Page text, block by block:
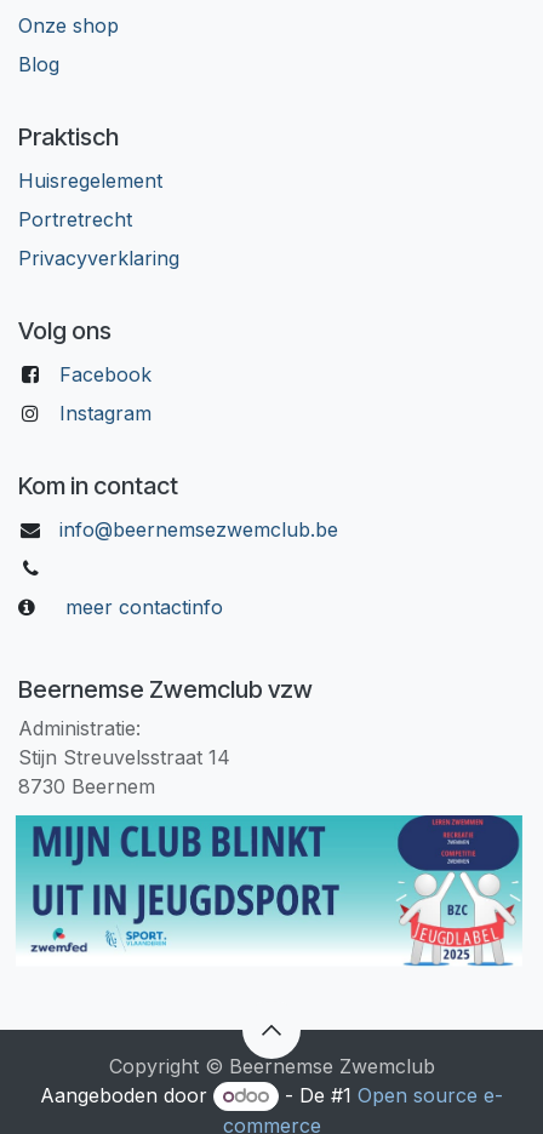
Onze shop
Blog
Praktisch
Huisregelement​
Portretrecht
Privacyverklaring
Volg ons
Facebook
Instagram
Kom in contact
info@beernemsezwemclub.be
meer contactinfo
Beernemse Zwemclub vzw
Administratie:
Stijn Streuvelsstraat 14
8730 Beernem
Copyright © Beernemse Zwemclub
Aangeboden door
- De #1Open source e-
commerce